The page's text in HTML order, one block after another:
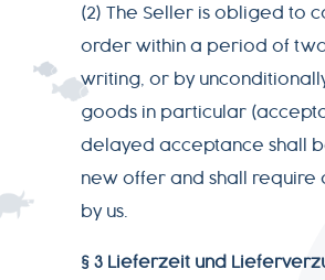
AGB
(2) The Seller is obliged to
order within a period of
writing, or by
goods in particular
delayed acceptance shall
new offer and shall require
by us.
§ 3 Lieferzeit und